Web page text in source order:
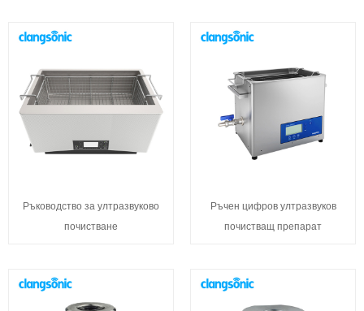
Ръководство за ултразвуково
почистване
Ръчен цифров ултразвуков
почистващ препарат